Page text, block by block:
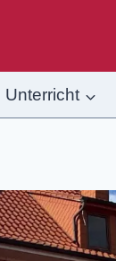
Unterricht